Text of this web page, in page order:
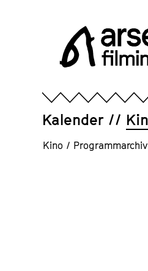
Filminstitut
Kalender
Kino / Programmarchiv